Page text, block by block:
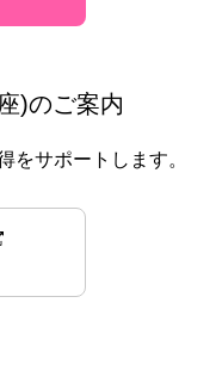
)のご案内
をサポートします。